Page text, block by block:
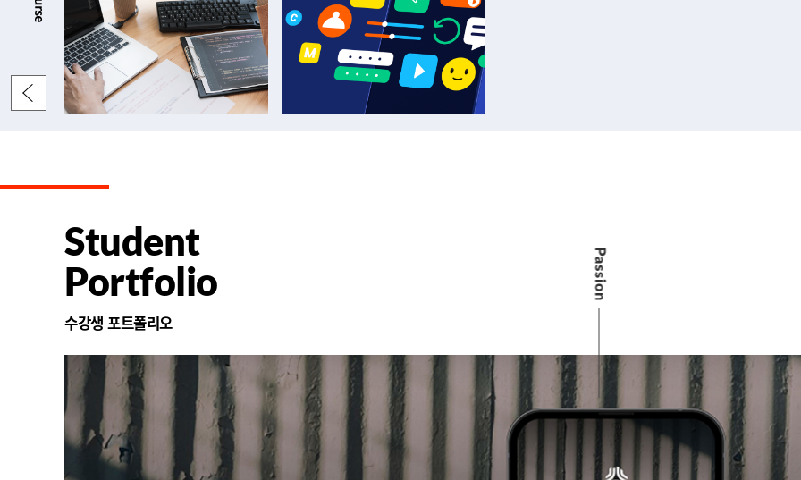
Student
Portfolio
수강생 포트폴리오